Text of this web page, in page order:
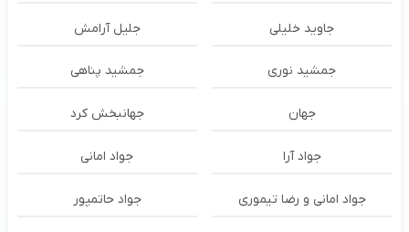
جاوید خلیلی جلیل آرامش
جمشید نوری جمشید پناهی
جهان جهانبخش کرد
جواد آرا جواد امانی
جواد امانی و رضا تیموری جواد حاتمپور